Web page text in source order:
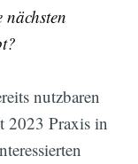
nächsten
nutzbaren
2023 Praxis in